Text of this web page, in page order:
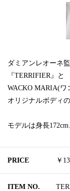
ダミアンレオーネ
『TERRIFIER』と
WACKO MARIA(ワ
オリジナルボディ
モデルは身長
PRICE ￥
ITEM NO.